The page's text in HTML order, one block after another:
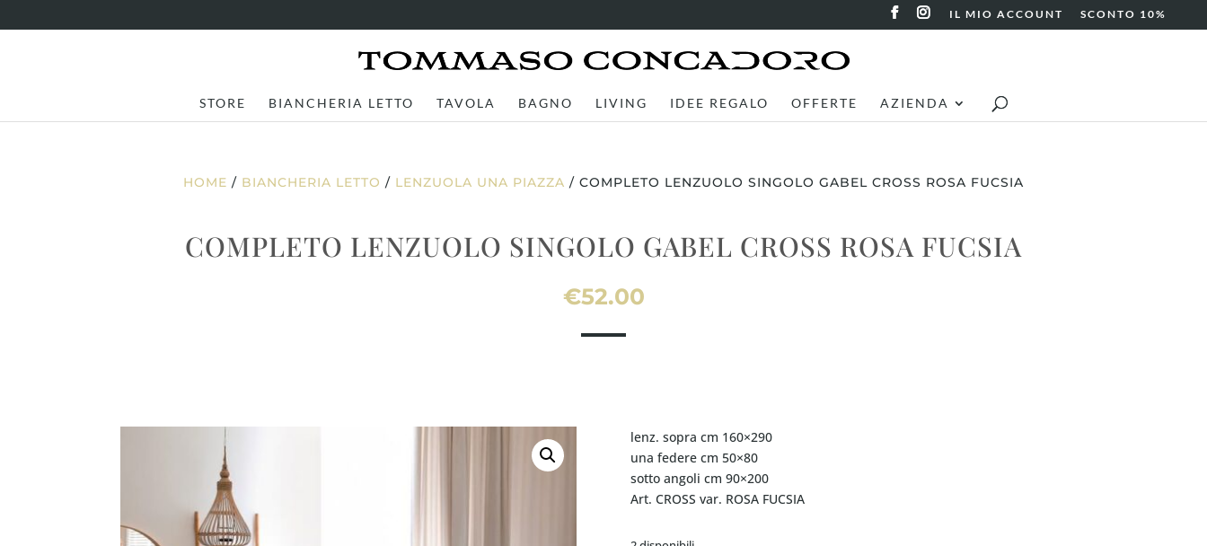
IL MIO ACCOUNT SCONTO 10%
STORE BIANCHERIA LETTO TAVOLA BAGNO LIVING IDEE REGALO OFFERTE AZIENDA
HOME / BIANCHERIA LETTO / LENZUOLA UNA PIAZZA / COMPLETO LENZUOLO SINGOLO GABEL CROSS ROSA FUCSIA
COMPLETO LENZUOLO SINGOLO GABEL CROSS ROSA FUCSIA
€52.00
lenz. sopra cm 160×290
una federe cm 50×80
sotto angoli cm 90×200
Art. CROSS var. ROSA FUCSIA